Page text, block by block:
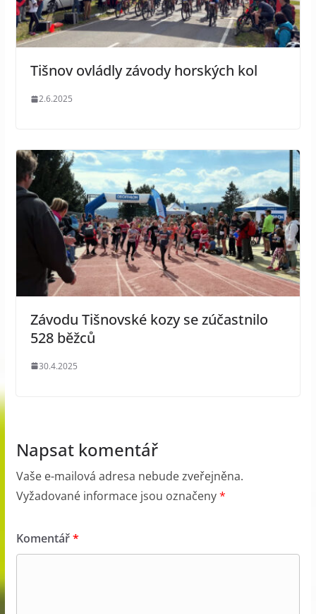
Tišnov ovládly závody horských kol
2.6.2025
Závodu Tišnovské kozy se zúčastnilo
528 běžců
30.4.2025
Napsat komentář
Vaše e-mailová adresa nebude zveřejněna.
Vyžadované informace jsou označeny*
Komentář*